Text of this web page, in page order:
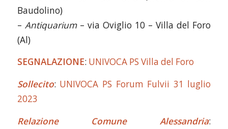
Baudolino)
– Antiquarium– via Oviglio 10 – Villa del Foro
(Al)
SEGNALAZIONE: UNIVOCA PS Villa del Foro
Sollecito: UNIVOCA PS Forum Fulvii 31 luglio
2023
Relazione Comune Alessandria: